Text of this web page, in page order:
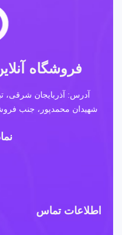
فروشگاه
آدرس: آذربایجان شرقی،
شهیدان محمدپور، جنب
اطلاعات تماس